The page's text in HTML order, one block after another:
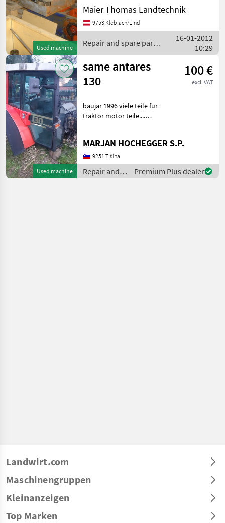
Used machine
Maier Thomas Landtechnik
9753 Kleblach/Lind
Repair and spare parts
/ Same
16-01-2012
10:29
Used machine
same antares
130
100 €
excl. VAT
baujar 1996 viele teile fur
traktor motor teile....
felgen ...... auch explorer
teile antares und silve
MARJAN HOCHEGGER S.P.
9251 Tišina
Repair and
spare parts /
Premium Plus dealer
Landwirt.com
Maschinengruppen
Kleinanzeigen
Top Marken